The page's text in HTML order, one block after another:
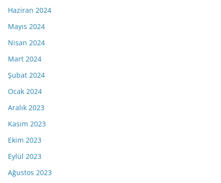
Haziran 2024
Mayıs 2024
Nisan 2024
Mart 2024
Şubat 2024
Ocak 2024
Aralık 2023
Kasım 2023
Ekim 2023
Eylül 2023
Ağustos 2023